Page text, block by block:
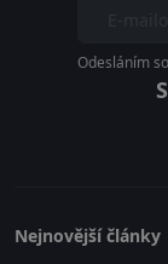
Odesláním
Nejnovější články